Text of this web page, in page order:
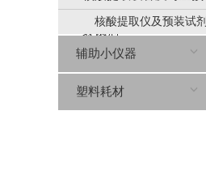
装试剂
核酸提取仪及预装试剂
分类
辅助小仪器
塑料耗材